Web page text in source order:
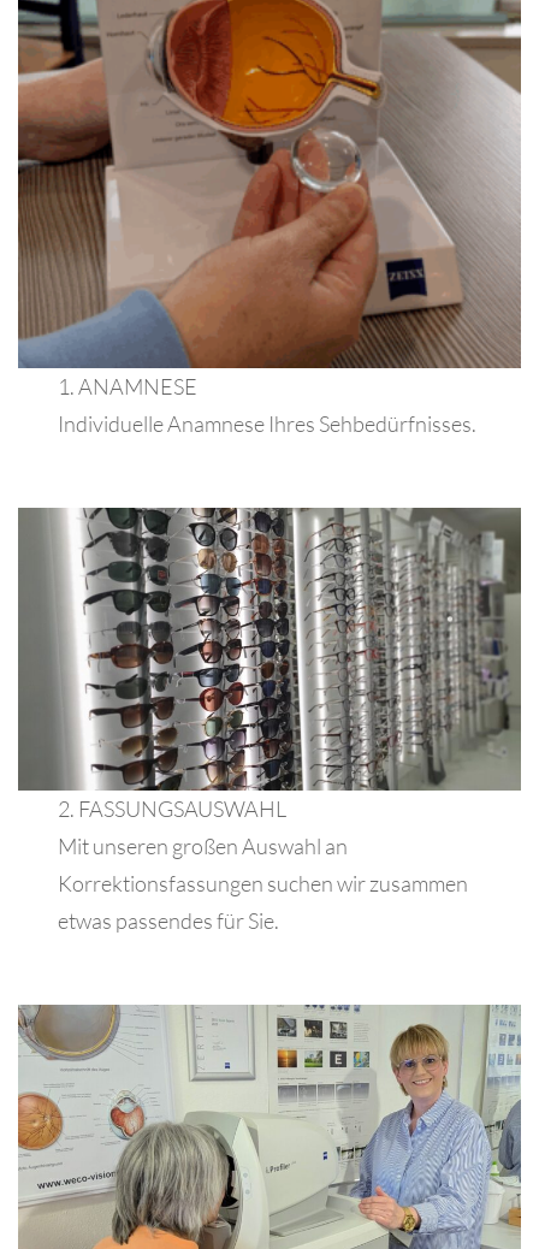
1. ANAMNESE
Individuelle Anamnese Ihres Sehbedürfnisses.
2. FASSUNGSAUSWAHL
Mit unseren großen Auswahl an
Korrektionsfassungen suchen wir zusammen
etwas passendes für Sie.